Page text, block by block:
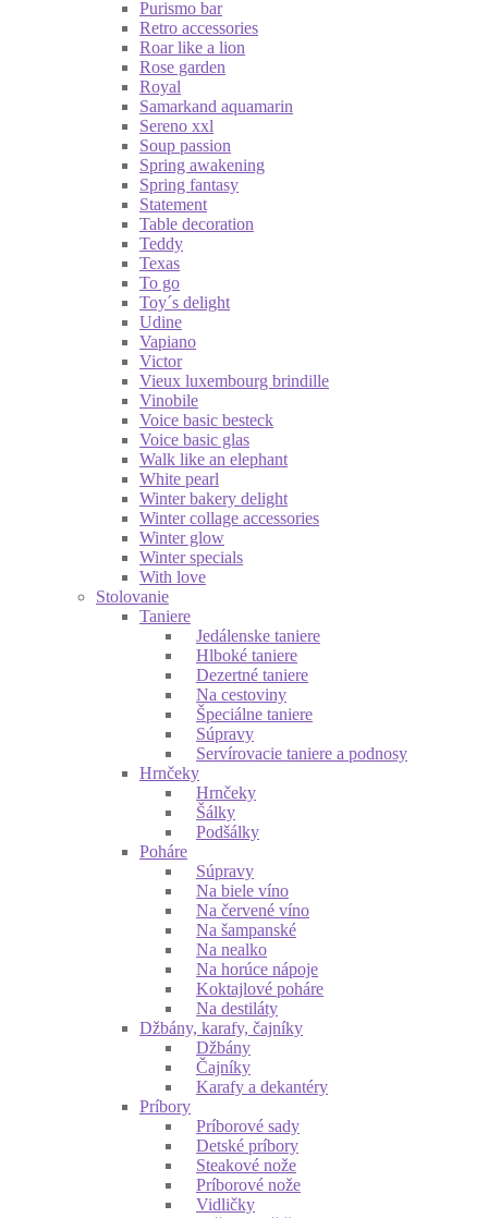
Purismo bar
Retro accessories
Roar like a lion
Rose garden
Royal
Samarkand aquamarin
Sereno xxl
Soup passion
Spring awakening
Spring fantasy
Statement
Table decoration
Teddy
Texas
To go
Toy´s delight
Udine
Vapiano
Victor
Vieux luxembourg brindille
Vinobile
Voice basic besteck
Voice basic glas
Walk like an elephant
White pearl
Winter bakery delight
Winter collage accessories
Winter glow
Winter specials
With love
Stolovanie
Taniere
Jedálenske taniere
Hlboké taniere
Dezertné taniere
Na cestoviny
Špeciálne taniere
Súpravy
Servírovacie taniere a podnosy
Hrnčeky
Hrnčeky
Šálky
Podšálky
Poháre
Súpravy
Na biele víno
Na červené víno
Na šampanské
Na nealko
Na horúce nápoje
Koktajlové poháre
Na destiláty
Džbány, karafy, čajníky
Džbány
Čajníky
Karafy a dekantéry
Príbory
Príborové sady
Detské príbory
Steakové nože
Príborové nože
Vidličky